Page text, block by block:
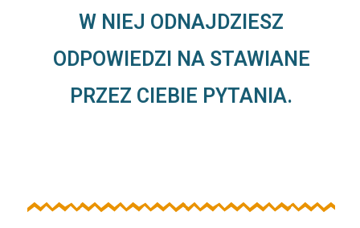
W NIEJ ODNAJDZIESZ
ODPOWIEDZI NA STAWIANE
PRZEZ CIEBIE PYTANIA.